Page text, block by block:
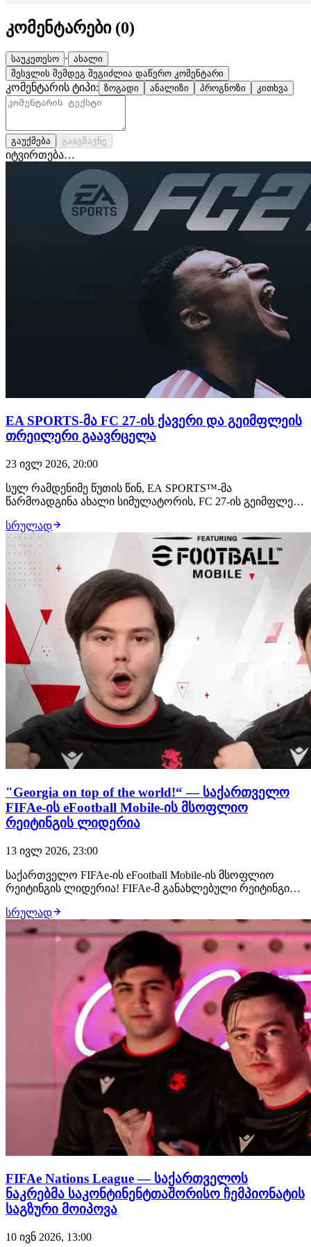
კომენტარები (0)
საუკეთესო · ახალი
შესვლის შემდეგ შეგიძლია დაწერო კომენტარი
კომენტარის ტიპი: ზოგადი ანალიზი პროგნოზი კითხვა
გაუქმება გააგზავნე
იტვირთება…
EA SPORTS-მა FC 27-ის ქავერი და გეიმფლეის
თრეილერი გაავრცელა
23 ივლ 2026, 20:00
სულ რამდენიმე წუთის წინ, EA SPORTS™-მა
წარმოადგინა ახალი სიმულატორის, FC 27-ის გეიმფლეის
მოთამაშეების განახლებული მოძრაობები, ტაქტიკები და
თამაშის ის ახალი მახასიათებლები, რომლებიც ახალ
სიმულატორში იქნება დამატებული. რაც შეეხება ქავერ…
სრულად
"Georgia on top of the world!“ — საქართველო
FIFAe-ის eFootball Mobile-ის მსოფლიო
რეიტინგის ლიდერია
13 ივლ 2026, 23:00
საქართველო FIFAe-ის eFootball Mobile-ის მსოფლიო
რეიტინგის ლიდერია! FIFAe-მ განახლებული რეიტინგი
საქართველოს ნაკრები 1357 ქულით პირველ ადგილზე
იმყოფება. მეორე პოზიციას ბრაზილია იკავებს (1312
ქულა), ხოლო მესამე ადგილზე თურქეთია, რომელსაც…
სრულად
FIFAe Nations League — საქართველოს
ნაკრებმა საკონტინენტთაშორისო ჩემპიონატის
საგზური მოიპოვა
10 ივნ 2026, 13:00